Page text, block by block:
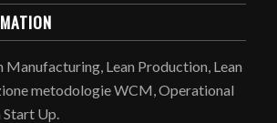
Manufacturing, Lean Production, Lean
metodologie WCM, Operational
Start Up.